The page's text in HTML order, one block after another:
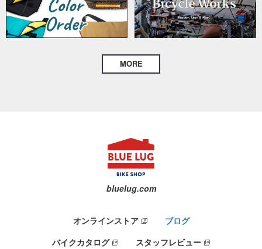
MORE
bluelug.com
オンラインストア
ブログ
バイクカタログ
スタッフレビュー